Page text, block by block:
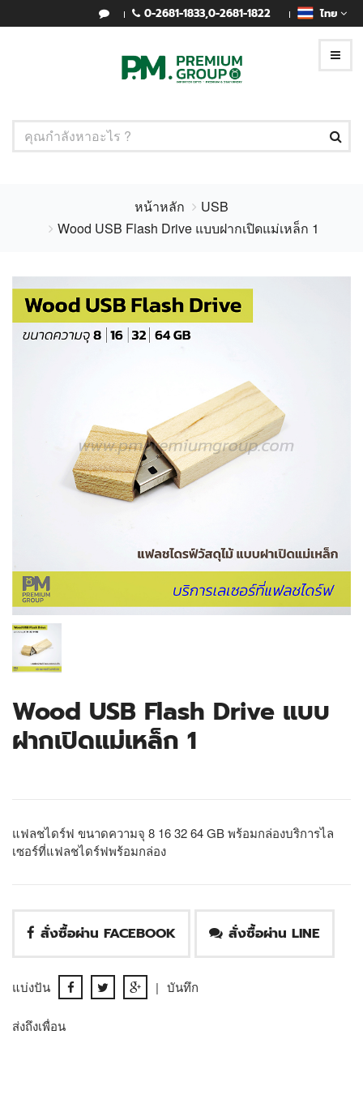
0-2681-1833,0-2681-1822 ไทย
หน้าหลัก
USB
Wood USB Flash Drive แบบฝากเปิดแม่เหล็ก 1
Wood USB Flash Drive แบบ
ฝากเปิดแม่เหล็ก 1
แฟลชไดร์ฟ ขนาดความจุ 8 16 32 64 GB พร้อมกล่องบริการไล
เซอร์ที่แฟลชไดร์ฟพร้อมกล่อง
สั่งซื้อผ่าน FACEBOOK สั่งซื้อผ่าน LINE
แบ่งปัน | บันทึก
ส่งถึงเพื่อน